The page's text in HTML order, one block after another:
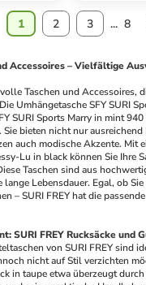
1 2 3 ... 8
Accessoires – Vielfältige
Taschen und Accessoires,
Umhängetasche SFY SURI
SURI Sports Marry in mint
bieten nicht nur
auch modische Akzente. Mit
Lu in black können Sie Ihre
Taschen sind aus
Lebensdauer. Egal, ob
– SURI FREY hat die
SURI FREY Rucksäcke und
von SURI FREY sind
nicht auf Stil verzichten
in taupe etwa überzeugt durch